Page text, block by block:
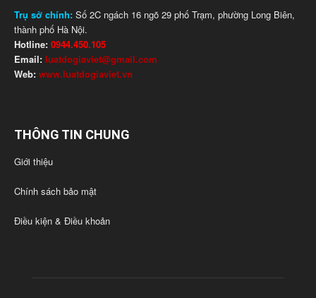
Trụ sở chính: Số 2C ngách 16 ngõ 29 phố Trạm, phường Long Biên,
thành phố Hà Nội.
Hotline: 0944.450.105
Email: luatdogiaviet@gmail.com
Web: www.luatdogiaviet.vn
THÔNG TIN CHUNG
Giới thiệu
Chính sách bảo mật
Điều kiện & Điều khoản